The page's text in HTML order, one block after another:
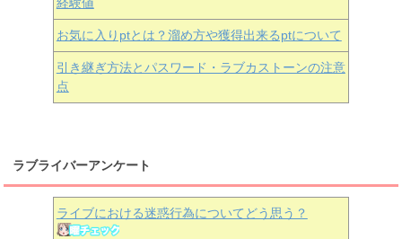
お気に入りptとは？溜め方や獲得出来るptについて
引き継ぎ方法とパスワード・ラブカストーンの注意
点
ラブライバーアンケート
ライブにおける迷惑行為についてどう思う？